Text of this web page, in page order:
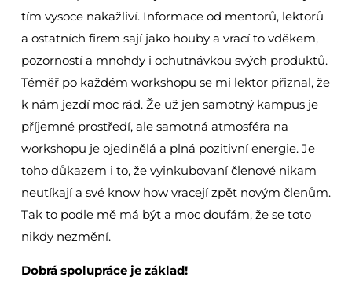
tím vysoce nakažliví. Informace od mentorů, lektorů
a ostatních firem sají jako houby a vrací to vděkem,
pozorností a mnohdy i ochutnávkou svých produktů.
Téměř po každém workshopu se mi lektor přiznal, že
k nám jezdí moc rád. Že už jen samotný kampus je
příjemné prostředí, ale samotná atmosféra na
workshopu je ojedinělá a plná pozitivní energie. Je
toho důkazem i to, že vyinkubovaní členové nikam
neutíkají a své know how vracejí zpět novým členům.
Tak to podle mě má být a moc doufám, že se toto
nikdy nezmění.
Dobrá spolupráce je základ!